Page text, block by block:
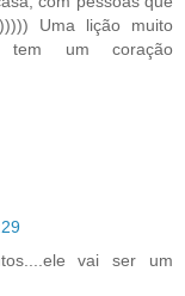
Uma lição muito
um coração
vai ser um